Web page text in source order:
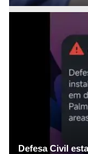
Defesa Civil